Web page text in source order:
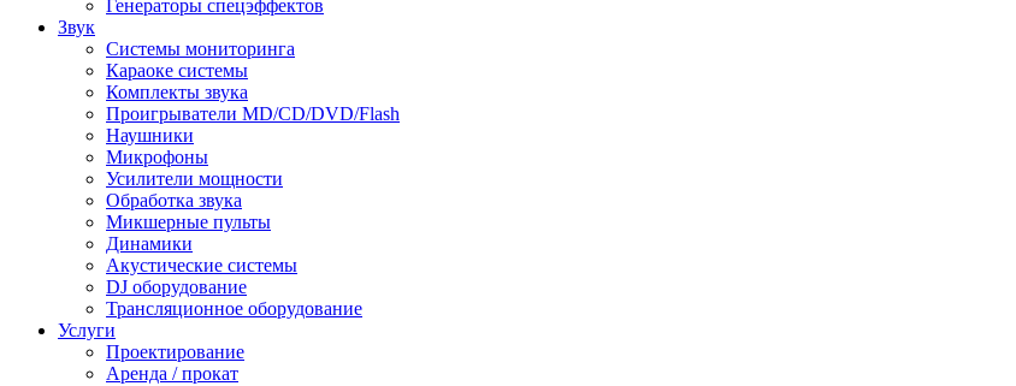
Генераторы спецэффектов
Звук
Системы мониторинга
Караоке системы
Комплекты звука
Проигрыватели MD/CD/DVD/Flash
Наушники
Микрофоны
Усилители мощности
Обработка звука
Микшерные пульты
Динамики
Акустические системы
DJ оборудование
Трансляционное оборудование
Услуги
Проектирование
Аренда / прокат